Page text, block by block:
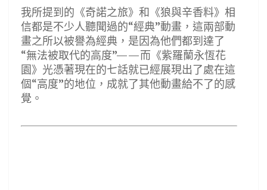
我所提到的《奇諾之旅》和《狼與辛香料》相
信都是不少人聽聞過的“經典”動畫，這兩部動
畫之所以被譽為經典，是因為他們都到達了
“無法被取代的高度”——而《紫羅蘭永恆花
園》光憑著現在的七話就已經展現出了處在這
個“高度”的地位，成就了其他動畫給不了的感
覺。